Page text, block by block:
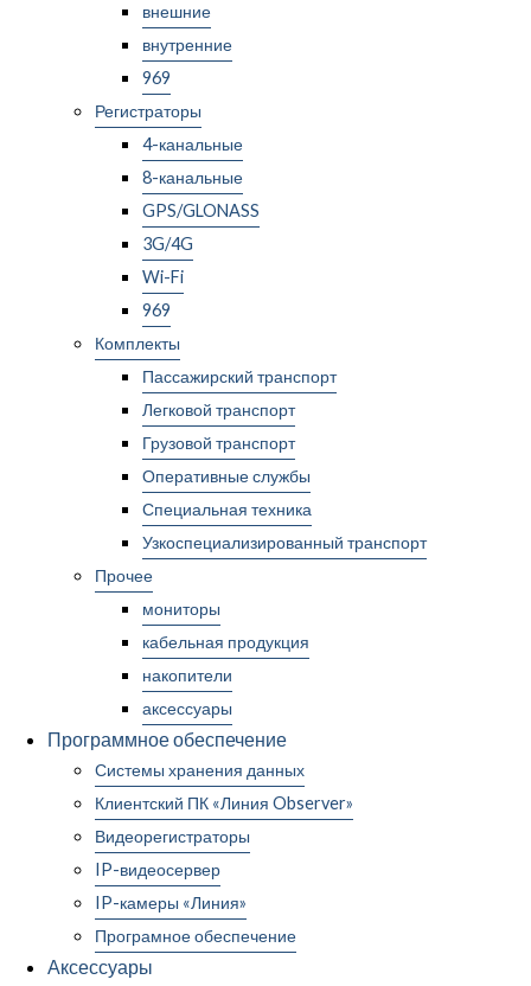
внешние
внутренние
969
Регистраторы
4-канальные
8-канальные
GPS/GLONASS
3G/4G
Wi-Fi
969
Комплекты
Пассажирский транспорт
Легковой транспорт
Грузовой транспорт
Оперативные службы
Специальная техника
Узкоспециализированный транспорт
Прочее
мониторы
кабельная продукция
накопители
аксессуары
Программное обеспечение
Системы хранения данных
Клиентский ПК «Линия Observer»
Видеорегистраторы
IP-видеосервер
IP-камеры «Линия»
Програмное обеспечение
Аксессуары